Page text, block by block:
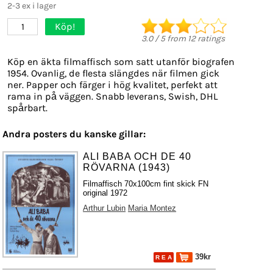
2-3 ex i lager
1 Köp!
3.0/5from 12ratings
Köp en äkta filmaffisch som satt utanför biografen
1954. Ovanlig, de flesta slängdes när filmen gick
ner. Papper och färger i hög kvalitet, perfekt att
rama in på väggen. Snabb leverans, Swish, DHL
spårbart.
Andra posters du kanske gillar:
ALI BABA OCH DE 40
RÖVARNA (1943)
Filmaffisch 70x100cm fint skick FN
original 1972
Arthur Lubin Maria Montez
R E A 39kr